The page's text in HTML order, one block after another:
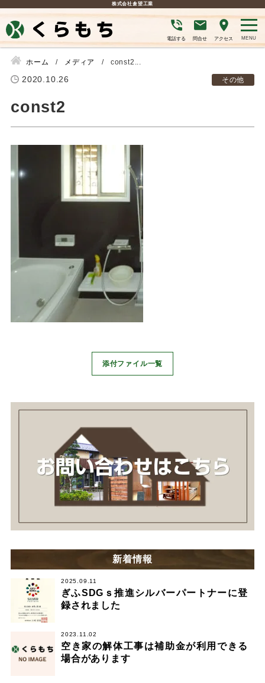
株式会社倉望工業
電話する 問合せ アクセス
ホーム メディア const2...
2020.10.26 その他
const2
添付ファイル一覧
新着情報
2025.09.11
ぎふSDGｓ推進シルバーパートナーに登
録されました
2023.11.02
空き家の解体工事は補助金が利用できる
場合があります